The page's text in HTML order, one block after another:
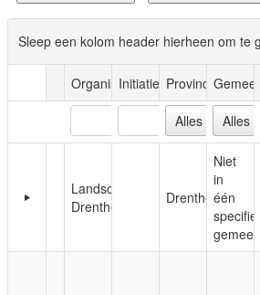
Sleep een kolom header hierheen om te
OrganisatieInitiatief Provincie
Landschapsbeheer
Drenthe
Drenthe
Niet
in
één